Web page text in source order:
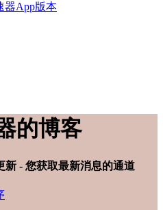
器App版本
的博客
- 您获取最新消息的通道